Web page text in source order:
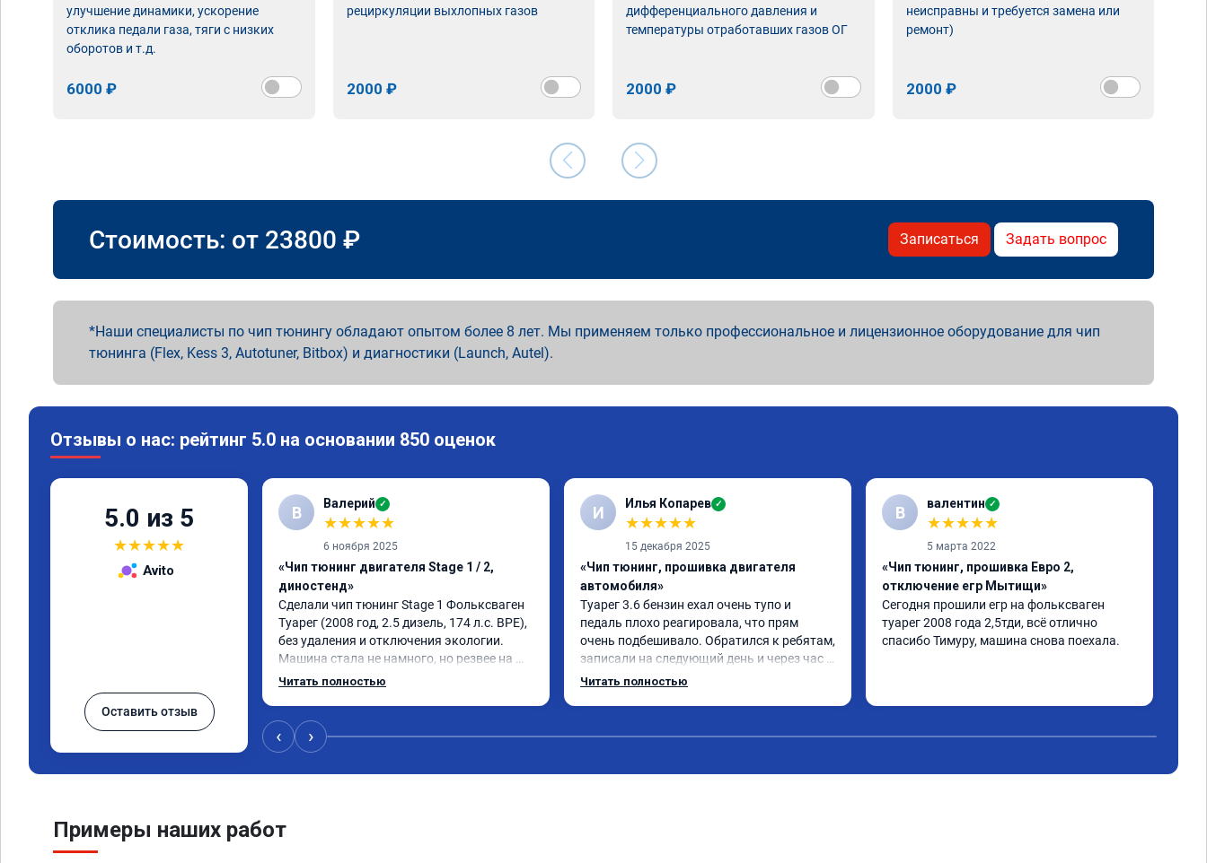
улучшение динамики, ускорение
отклика педали газа, тяги с низких
оборотов и т.д.
6000 ₽
рециркуляции выхлопных газов
2000 ₽
дифференциального давления и
температуры отработавших газов ОГ
2000 ₽
неисправны и требуется замена или
ремонт)
2000 ₽
Стоимость: от 23800 ₽ Записаться Задать вопрос
Наши специалисты по чип тюнингу обладают опытом более 8 лет. Мы применяем только профессиональное и лицензионное оборудование для чип
тюнинга (Flex, Kess 3, Autotuner, Bitbox) и диагностики (Launch, Autel).
Отзывы о нас: рейтинг 5.0 на основании 850 оценок
5.0 из 5
★★★★★
Avito
Оставить отзыв
В Валерий ✓
★★★★★
6 ноября 2025
«Чип тюнинг двигателя Stage 1 / 2,
диностенд»
Сделали чип тюнинг Stage 1 Фольксваген
Туарег (2008 год, 2.5 дизель, 174 л.с. BPE),
без удаления и отключения экологии.
Машина стала не намного, но резвее на
низких оборотах и на скорости после 100
акселератора сократился.
Расход топлива не увеличился.
Читать полностью
И Илья Копарев ✓
★★★★★
15 декабря 2025
«Чип тюнинг, прошивка двигателя
автомобиля»
Туарег 3.6 бензин ехал очень тупо и
педаль плохо реагировала, что прям
очень подбешивало. Обратился к ребятам,
записали на следующий день и через час
работы машина реально поехала, во что я
Читать полностью
В валентин ✓
★★★★★
5 марта 2022
«Чип тюнинг, прошивка Евро 2,
отключение егр Мытищи»
Сегодня прошили егр на фольксваген
туарег 2008 года 2,5тди, всё отлично
спасибо Тимуру, машина снова поехала.
‹ ›
Примеры наших работ